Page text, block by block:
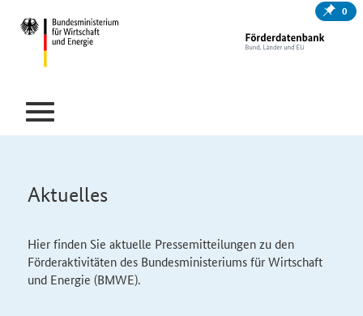
0
Aktuelles
Hier finden Sie aktuelle Pressemitteilungen zu den
Förderaktivitäten des Bundesministeriums für Wirtschaft
und Energie (BMWE).